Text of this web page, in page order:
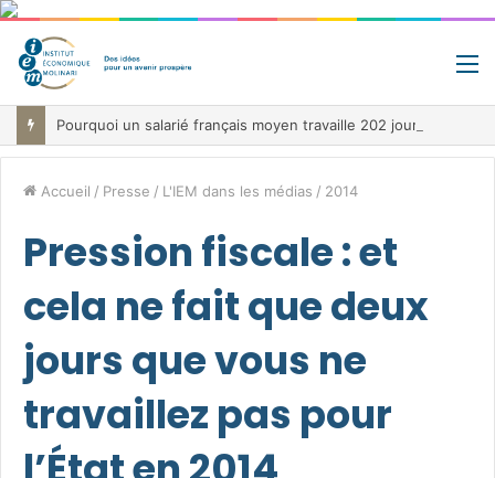
Accueil / Presse / L'IEM dans les médias / 2014
Pression fiscale : et
cela ne fait que deux
jours que vous ne
travaillez pas pour